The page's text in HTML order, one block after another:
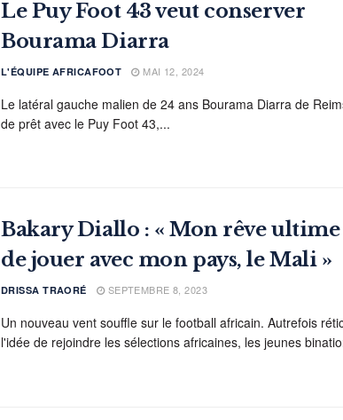
Le Puy Foot 43 veut conserver
Bourama Diarra
L'ÉQUIPE AFRICAFOOT MAI 12, 2024
Le latéral gauche malien de 24 ans Bourama Diarra de
de prêt avec le Puy Foot 43,...
Bakary Diallo : « Mon rêve ultime
de jouer avec mon pays, le Mali »
DRISSA TRAORÉ SEPTEMBRE 8, 2023
Un nouveau vent souffle sur le football africain. Autrefois
l'idée de rejoindre les sélections africaines, les jeunes